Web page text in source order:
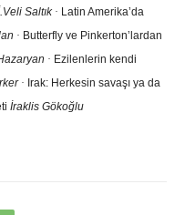
Saltık · Latin Amerika’da
· Butterfly ve Pinkerton’lardan
· Ezilenlerin kendi
· Irak: Herkesin savaşı ya da
İraklis Gökoğlu